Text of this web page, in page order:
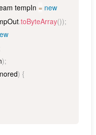
tempIn = new
.toByteArray());
);
) {